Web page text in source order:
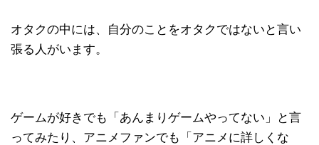
オタクの中には、自分のことをオタクではないと言い
張る人がいます。
ゲームが好きでも「あんまりゲームやってない」と言
ってみたり、アニメファンでも「アニメに詳しくな